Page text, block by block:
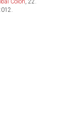
Colón, 22.